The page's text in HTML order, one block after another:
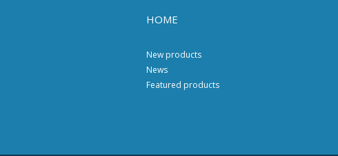
HOME
New products
News
Featured products